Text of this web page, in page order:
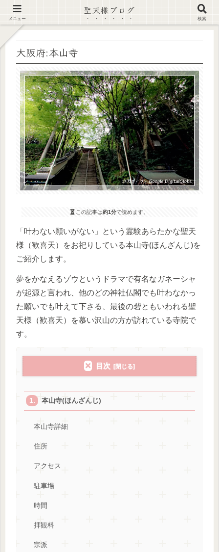
【注意喚起】偽サイト及び偽情報に注意 ▶確認する◀
大阪府:本山寺
この記事は約1分で読めます。
「叶わない願いがない」という霊験あらたかな聖天
様（歓喜天）をお祀りしている本山寺(ほんざんじ)を
ご紹介します。
夢をかなえるゾウというドラマで有名なガネーシャ
が起源と言われ、他のどの神社仏閣でも叶わなかっ
た願いでも叶えて下さる、最後の砦ともいわれる聖
天様（歓喜天）を慕い沢山の方が訪れている寺院で
す。
目次
本山寺(ほんざんじ)
本山寺詳細
住所
アクセス
駐車場
時間
拝観料
宗派
メニュー
聖天様ブログ
検索